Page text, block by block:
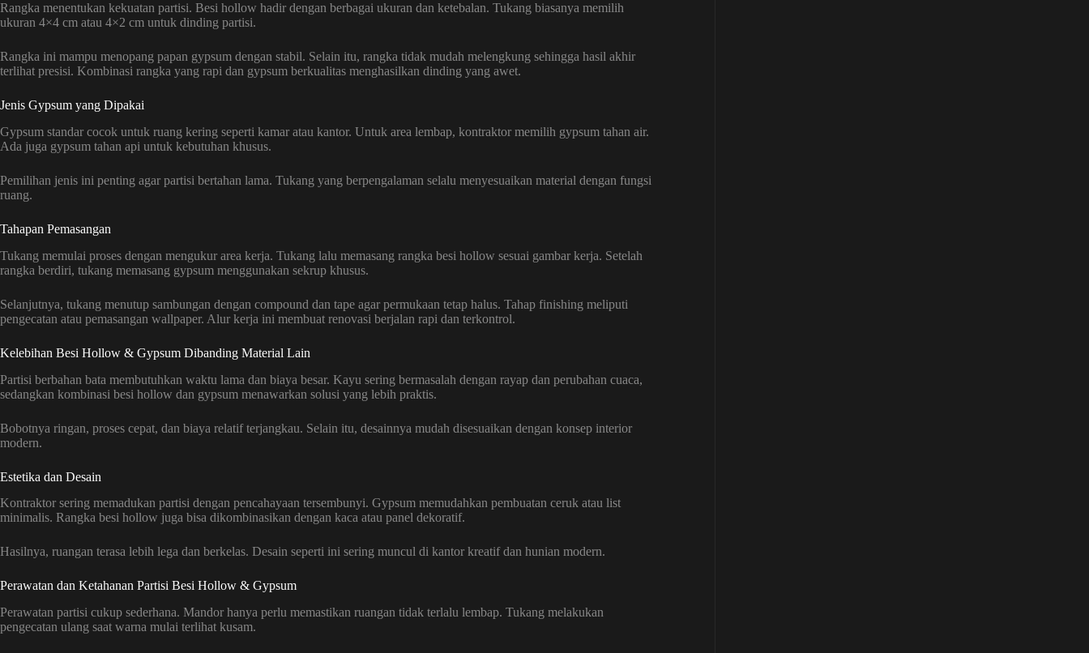
Rangka menentukan kekuatan partisi. Besi hollow hadir dengan berbagai ukuran dan ketebalan. Tukang biasanya memilih
ukuran 4×4 cm atau 4×2 cm untuk dinding partisi.
Rangka ini mampu menopang papan gypsum dengan stabil. Selain itu, rangka tidak mudah melengkung sehingga hasil akhir
terlihat presisi. Kombinasi rangka yang rapi dan gypsum berkualitas menghasilkan dinding yang awet.
Jenis Gypsum yang Dipakai
Gypsum standar cocok untuk ruang kering seperti kamar atau kantor. Untuk area lembap, kontraktor memilih gypsum tahan air.
Ada juga gypsum tahan api untuk kebutuhan khusus.
Pemilihan jenis ini penting agar partisi bertahan lama. Tukang yang berpengalaman selalu menyesuaikan material dengan fungsi
ruang.
Tahapan Pemasangan
Tukang memulai proses dengan mengukur area kerja. Tukang lalu memasang rangka besi hollow sesuai gambar kerja. Setelah
rangka berdiri, tukang memasang gypsum menggunakan sekrup khusus.
Selanjutnya, tukang menutup sambungan dengan compound dan tape agar permukaan tetap halus. Tahap finishing meliputi
pengecatan atau pemasangan wallpaper. Alur kerja ini membuat renovasi berjalan rapi dan terkontrol.
Kelebihan Besi Hollow & Gypsum Dibanding Material Lain
Partisi berbahan bata membutuhkan waktu lama dan biaya besar. Kayu sering bermasalah dengan rayap dan perubahan cuaca,
sedangkan kombinasi besi hollow dan gypsum menawarkan solusi yang lebih praktis.
Bobotnya ringan, proses cepat, dan biaya relatif terjangkau. Selain itu, desainnya mudah disesuaikan dengan konsep interior
modern.
Estetika dan Desain
Kontraktor sering memadukan partisi dengan pencahayaan tersembunyi. Gypsum memudahkan pembuatan ceruk atau list
minimalis. Rangka besi hollow juga bisa dikombinasikan dengan kaca atau panel dekoratif.
Hasilnya, ruangan terasa lebih lega dan berkelas. Desain seperti ini sering muncul di kantor kreatif dan hunian modern.
Perawatan dan Ketahanan Partisi Besi Hollow & Gypsum
Perawatan partisi cukup sederhana. Mandor hanya perlu memastikan ruangan tidak terlalu lembap. Tukang melakukan
pengecatan ulang saat warna mulai terlihat kusam.